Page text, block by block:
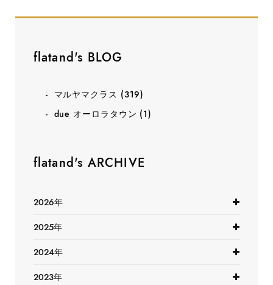
flatand's BLOG
マルヤマクラス (319)
due オーロラタウン (1)
flatand's ARCHIVE
2026年
2025年
2024年
2023年